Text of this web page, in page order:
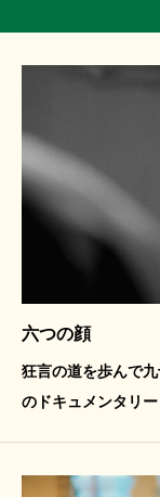
六つの顔
狂言の道を歩んで
のドキュメンタリー